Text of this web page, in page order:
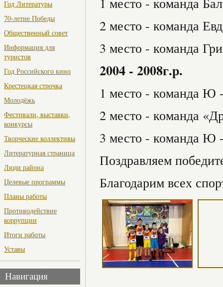
Год Литературы
70-летие Победы
Общественный совет
Информация для
туристов
Год Российского кино
Крестецкая строчка
Молодёжь
Фестивали, выставки,
конкурсы
Творческие коллективы
Литературная страница
Люди района
Целевые программы
Планы работы
Противодействие
коррупции
Итоги работы
Уставы
Навигация
2 место - команда
3 место - команда
2004 - 2008г.р.
1 место - команда Ю
2 место - команда
3 место - команда Ю
Поздравляем
Благодарим всех